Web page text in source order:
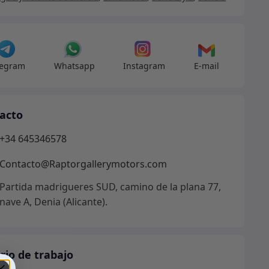
Whatsapp Instagram E-mail
+34 645346578
Contacto@Raptorgallerymotors.com
Partida madrigueres SUD, camino de la plana 77,
nave A, Denia (Alicante).
de trabajo